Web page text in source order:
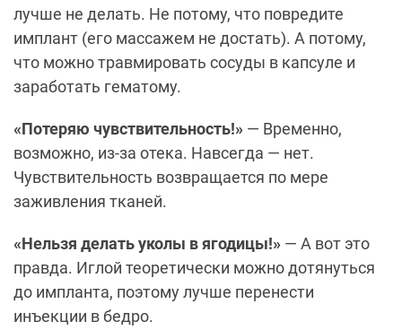
лучше не делать. Не потому, что повредите
имплант (его массажем не достать). А потому,
что можно травмировать сосуды в капсуле и
заработать гематому.
«Потеряю чувствительность!» — Временно,
возможно, из-за отека. Навсегда — нет.
Чувствительность возвращается по мере
заживления тканей.
«Нельзя делать уколы в ягодицы!» — А вот это
правда. Иглой теоретически можно дотянуться
до импланта, поэтому лучше перенести
инъекции в бедро.